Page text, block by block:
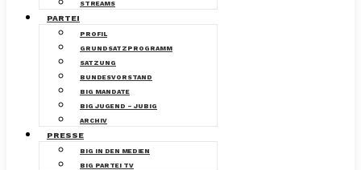
STREAMS
PARTEI
PROFIL
GRUNDSATZPROGRAMM
SATZUNG
BUNDESVORSTAND
BIG MANDATE
BIG JUGEND – JUBIG
ARCHIV
PRESSE
BIG IN DEN MEDIEN
BIG PARTEI TV